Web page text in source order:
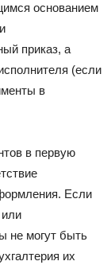
основанием
приказ, а
(если
в
в первую
Если
не могут быть
их